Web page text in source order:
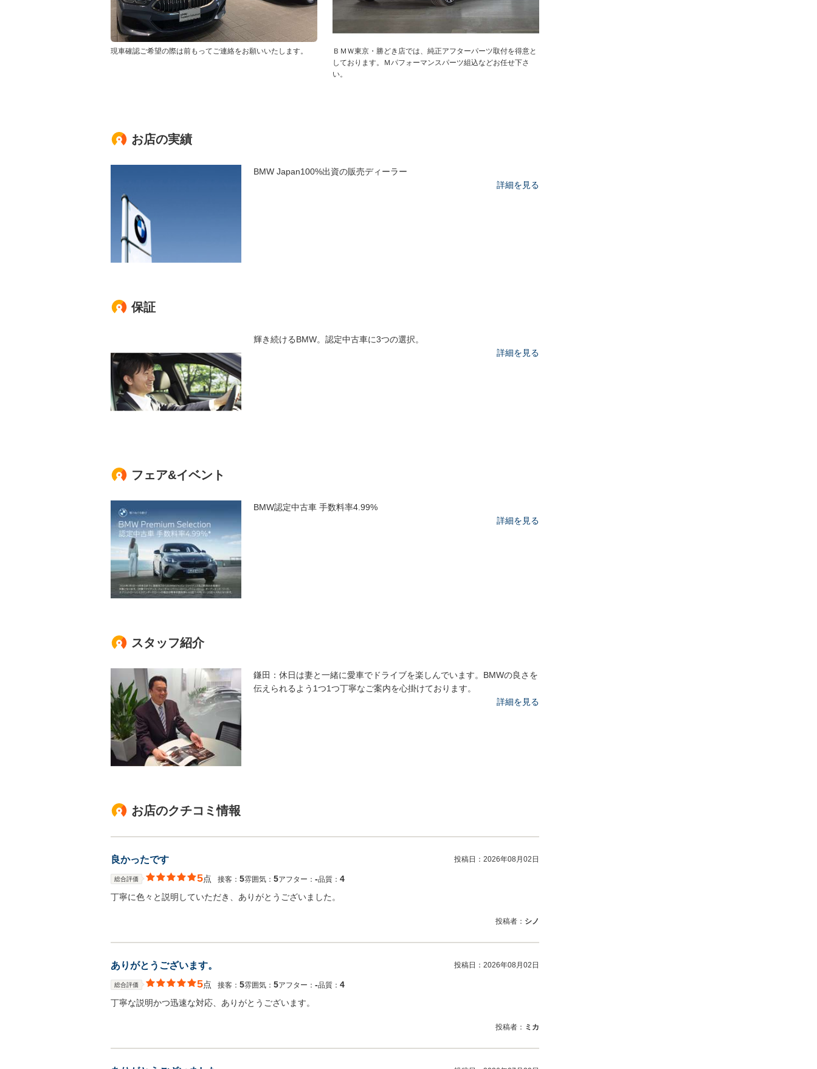
現車確認ご希望の際は前もってご連絡をお願いいたします。
ＢＭＷ東京・勝どき店では、純正アフターパーツ取付を得意と
しております。Ｍパフォーマンスパーツ組込などお任せ下さ
い。
お店の実績
BMW Japan100%出資の販売ディーラー
詳細を見る
保証
輝き続けるBMW。認定中古車に3つの選択。
詳細を見る
フェア&イベント
BMW認定中古車 手数料率4.99%
詳細を見る
スタッフ紹介
鎌田：休日は妻と一緒に愛車でドライブを楽しんでいます。BMWの良さを
伝えられるよう1つ1つ丁寧なご案内を心掛けております。
詳細を見る
お店のクチコミ情報
良かったです 投稿日： 2026年08月02日
総合評価 5点 接客： 5雰囲気： 5アフター： ‐品質： 4
丁寧に色々と説明していただき、ありがとうございました。
投稿者： シノ
ありがとうございます。 投稿日： 2026年08月02日
総合評価 5点 接客： 5雰囲気： 5アフター： ‐品質： 4
丁寧な説明かつ迅速な対応、ありがとうございます。
投稿者： ミカ